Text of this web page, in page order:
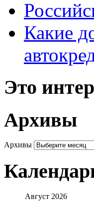
Какие
Это
Архивы
Архивы
Август 2026